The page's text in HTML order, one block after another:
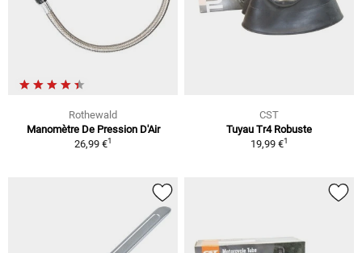
Rothewald
Manomètre De Pression D'Air
26,99 €1
CST
Tuyau Tr4 Robuste
19,99 €1